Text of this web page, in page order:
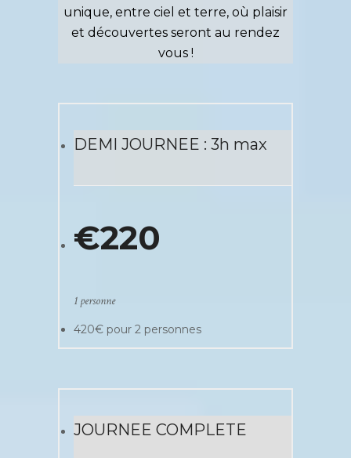
unique, entre ciel et terre, où plaisir
et découvertes seront au rendez
vous !
DEMI JOURNEE : 3h max
€220
1 personne
420€ pour 2 personnes
JOURNEE COMPLETE